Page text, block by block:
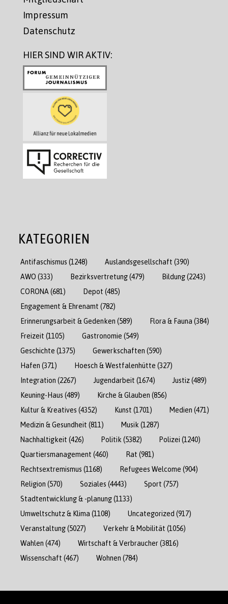
Impressum
Datenschutz
HIER SIND WIR AKTIV:
KATEGORIEN
Antifaschismus (1248) Auslandsgesellschaft (390)
AWO (333) Bezirksvertretung(479) Bildung(2243)
CORONA (681) Depot (485)
Engagement & Ehrenamt (782)
Erinnerungsarbeit & Gedenken (589) Flora & Fauna (384)
Freizeit (1105) Gastronomie (549)
Geschichte (1375) Gewerkschaften (590)
Hafen (371) Hoesch & Westfalenhütte (327)
Integration (2267) Jugendarbeit (1674) Justiz(489)
Keuning-Haus (489) Kirche & Glauben (856)
Kultur & Kreatives (4352) Kunst (1701) Medien (471)
Medizin & Gesundheit (811) Musik (1287)
Nachhaltigkeit (426) Politik (5382) Polizei (1240)
Quartiersmanagement (460) Rat (981)
Rechtsextremismus (1168) Refugees Welcome (904)
Religion (570) Soziales (4443) Sport (757)
Stadtentwicklung & -planung(1133)
Umweltschutz & Klima (1108) Uncategorized (917)
Veranstaltung(5027) Verkehr & Mobilität (1056)
Wahlen (474) Wirtschaft & Verbraucher(3816)
Wissenschaft (467) Wohnen (784)